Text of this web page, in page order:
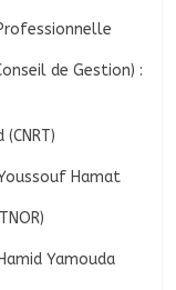
de Gestion) :
Hamat
Yamouda